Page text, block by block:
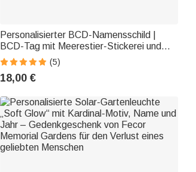
Personalisierter BCD-Namensschild |
BCD-Tag mit Meerestier-Stickerei und
Namen | Tauchausrüstungskennzeichnung
| Geschenk für Tauchliebhaber
(5)
18,00 €